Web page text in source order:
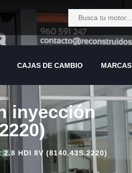
CAJAS DE CAMBIO MARCAS
inyección
2.8 HDI 8V (8140.43S.2220)